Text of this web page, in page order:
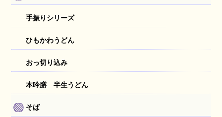
手振りシリーズ
ひもかわうどん
おっ切り込み
本吟膳 半生うどん
そば